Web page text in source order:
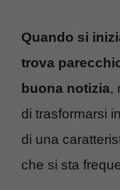
Quando si
trova
buona notizia,
di trasformarsi
di una
che si sta